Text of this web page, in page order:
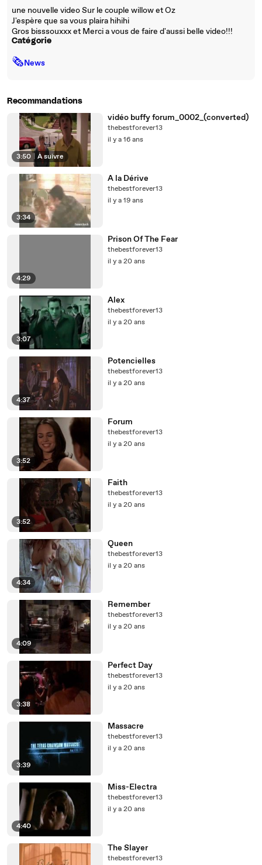
une nouvelle video Sur le couple willow et Oz
J'espère que sa vous plaira hihihi
Gros bisssouxxx et Merci a vous de faire d'aussi belle video!!!
Catégorie
🗞News
Recommandations
3:50 À suivre
vidéo buffy forum_0002_(converted)
thebestforever13
il y a 16 ans
3:34
A la Dérive
thebestforever13
il y a 19 ans
4:29
Prison Of The Fear
thebestforever13
il y a 20 ans
3:07
Alex
thebestforever13
il y a 20 ans
4:37
Potencielles
thebestforever13
il y a 20 ans
3:52
Forum
thebestforever13
il y a 20 ans
3:52
Faith
thebestforever13
il y a 20 ans
4:34
Queen
thebestforever13
il y a 20 ans
4:09
Remember
thebestforever13
il y a 20 ans
3:38
Perfect Day
thebestforever13
il y a 20 ans
3:39
Massacre
thebestforever13
il y a 20 ans
4:40
Miss-Electra
thebestforever13
il y a 20 ans
The Slayer
thebestforever13